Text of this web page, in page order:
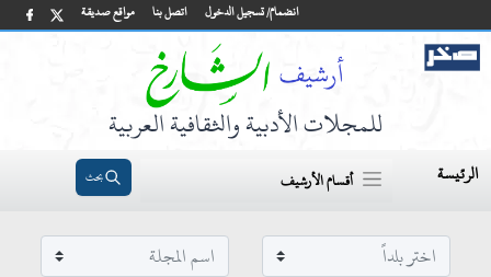
مواقع صديقة اتصل بنا انضمام/ تسجيل الدخول
للمجلات الأدبية والثقافية العربية
الرئيسة أقسام الأرشيف بحث